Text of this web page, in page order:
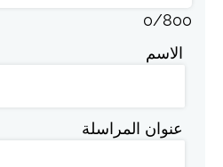
0/800
الاسم
عنوان المراسلة